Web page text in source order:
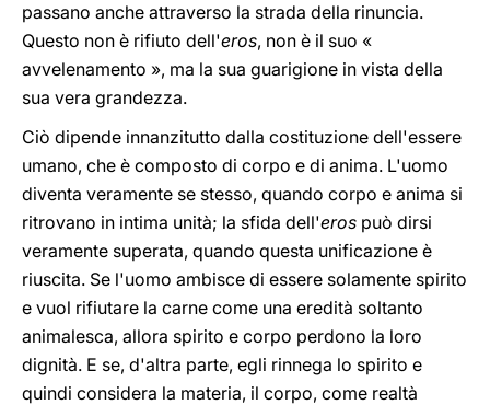
passano anche attraverso la strada della rinuncia.
Questo non è rifiuto dell'eros, non è il suo «
avvelenamento », ma la sua guarigione in vista della
sua vera grandezza.
Ciò dipende innanzitutto dalla costituzione dell'essere
umano, che è composto di corpo e di anima. L'uomo
diventa veramente se stesso, quando corpo e anima si
ritrovano in intima unità; la sfida dell'eros può dirsi
veramente superata, quando questa unificazione è
riuscita. Se l'uomo ambisce di essere solamente spirito
e vuol rifiutare la carne come una eredità soltanto
animalesca, allora spirito e corpo perdono la loro
dignità. E se, d'altra parte, egli rinnega lo spirito e
quindi considera la materia, il corpo, come realtà